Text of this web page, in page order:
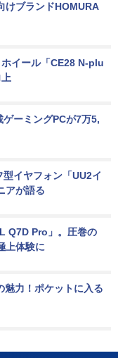
けブランドHOMURA
イール「CE28 N-plu
ーミングPCが7万5,
イヤフォン「UU2イ
アが語る
Q7D Pro」。圧巻の
上体験に
魅力！ポケットに入る